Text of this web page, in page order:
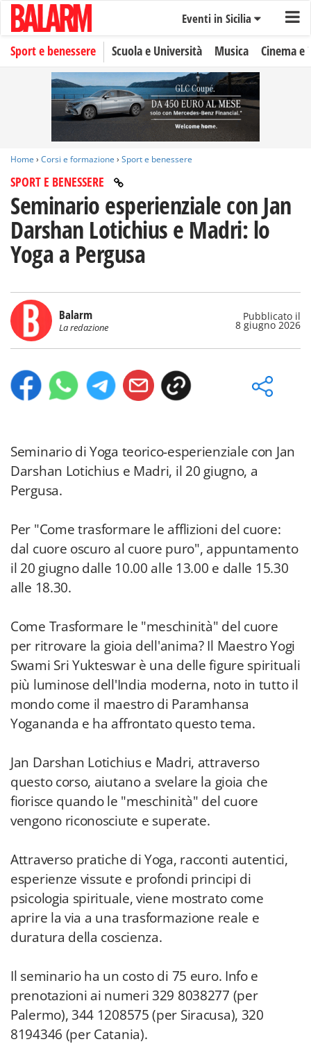
Eventi in Sicilia
Sport e benessere Scuola e Università Musica Cinema e
Home › Corsi e formazione › Sport e benessere
SPORT E BENESSERE
Seminario esperienziale con Jan
Darshan Lotichius e Madri: lo
Yoga a Pergusa
Balarm
La redazione
Pubblicato il
8 giugno 2026
Seminario di Yoga teorico-esperienziale con Jan
Darshan Lotichius e Madri, il 20 giugno, a
Pergusa.
Per "Come trasformare le afflizioni del cuore:
dal cuore oscuro al cuore puro", appuntamento
il 20 giugno dalle 10.00 alle 13.00 e dalle 15.30
alle 18.30.
Come Trasformare le "meschinità" del cuore
per ritrovare la gioia dell'anima? Il Maestro Yogi
Swami Sri Yukteswar è una delle figure spirituali
più luminose dell'India moderna, noto in tutto il
mondo come il maestro di Paramhansa
Yogananda e ha affrontato questo tema.
Jan Darshan Lotichius e Madri, attraverso
questo corso, aiutano a svelare la gioia che
fiorisce quando le "meschinità" del cuore
vengono riconosciute e superate.
Attraverso pratiche di Yoga, racconti autentici,
esperienze vissute e profondi principi di
psicologia spirituale, viene mostrato come
aprire la via a una trasformazione reale e
duratura della coscienza.
Il seminario ha un costo di 75 euro. Info e
prenotazioni ai numeri 329 8038277 (per
Palermo), 344 1208575 (per Siracusa), 320
8194346 (per Catania).